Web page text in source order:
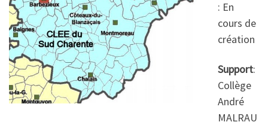
: En
cours de
création
Support:
Collège
André
MALRAU